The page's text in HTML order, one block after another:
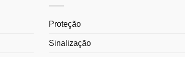
Proteção
Sinalização